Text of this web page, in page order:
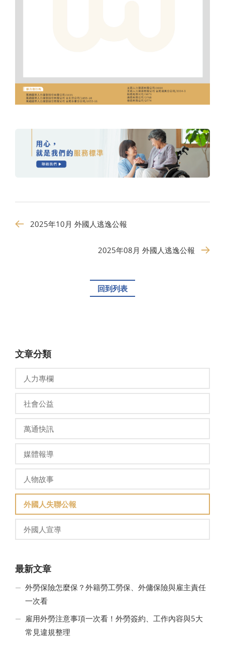
2025年10月 外國人逃逸公報
2025年08月 外國人逃逸公報
回到列表
文章分類
人力專欄
社會公益
萬通快訊
媒體報導
人物故事
外國人失聯公報
外國人宣導
最新文章
外勞保險怎麼保？外籍勞工勞保、外傭保險與雇主責任
一次看
雇用外勞注意事項一次看！外勞簽約、工作內容與5大
常見違規整理